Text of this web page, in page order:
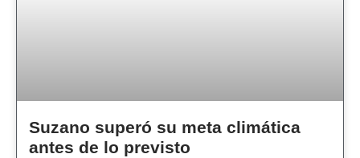
Suzano superó su meta climática
antes de lo previsto